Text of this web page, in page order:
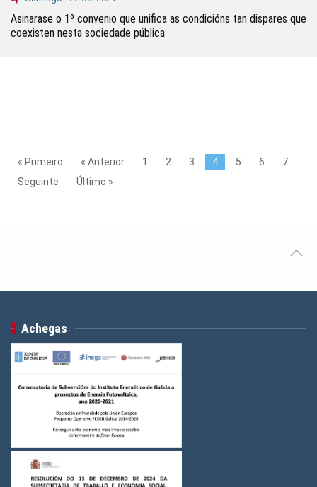
Asinarase o 1º convenio que unifica as condicións tan dispares que
coexisten nesta sociedade pública
« Primeiro « Anterior 1 2 3 4 5 6
7
Seguinte
Último »
Achegas